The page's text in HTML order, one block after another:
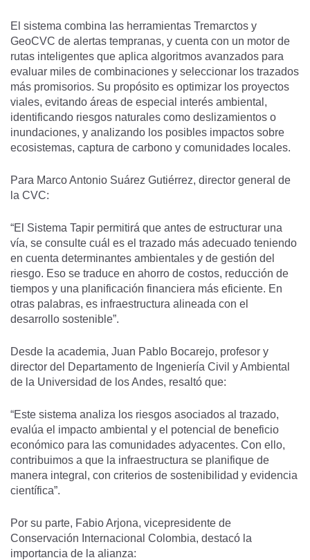
El sistema combina las herramientas Tremarctos y
GeoCVC de alertas tempranas, y cuenta con un motor de
rutas inteligentes que aplica algoritmos avanzados para
evaluar miles de combinaciones y seleccionar los trazados
más promisorios. Su propósito es optimizar los proyectos
viales, evitando áreas de especial interés ambiental,
identificando riesgos naturales como deslizamientos o
inundaciones, y analizando los posibles impactos sobre
ecosistemas, captura de carbono y comunidades locales.
Para Marco Antonio Suárez Gutiérrez, director general de
la CVC:
“El Sistema Tapir permitirá que antes de estructurar una
vía, se consulte cuál es el trazado más adecuado teniendo
en cuenta determinantes ambientales y de gestión del
riesgo. Eso se traduce en ahorro de costos, reducción de
tiempos y una planificación financiera más eficiente. En
otras palabras, es infraestructura alineada con el
desarrollo sostenible”.
Desde la academia, Juan Pablo Bocarejo, profesor y
director del Departamento de Ingeniería Civil y Ambiental
de la Universidad de los Andes, resaltó que:
“Este sistema analiza los riesgos asociados al trazado,
evalúa el impacto ambiental y el potencial de beneficio
económico para las comunidades adyacentes. Con ello,
contribuimos a que la infraestructura se planifique de
manera integral, con criterios de sostenibilidad y evidencia
científica”.
Por su parte, Fabio Arjona, vicepresidente de
Conservación Internacional Colombia, destacó la
importancia de la alianza: